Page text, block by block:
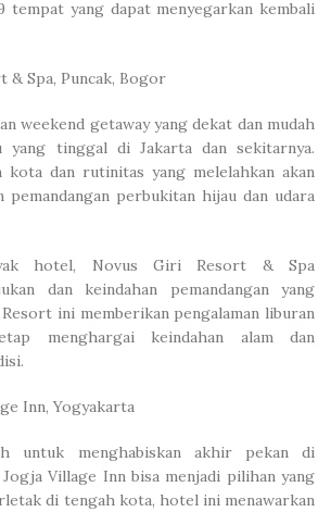
tempat yang dapat menyegarkan kembali
& Spa, Puncak, Bogor
weekend getaway yang dekat dan mudah
yang tinggal di Jakarta dan sekitarnya.
kota dan rutinitas yang melelahkan akan
pemandangan perbukitan hijau dan udara
hotel, Novus Giri Resort & Spa
dan keindahan pemandangan yang
Resort ini memberikan pengalaman liburan
menghargai keindahan alam dan
Inn, Yogyakarta
untuk menghabiskan akhir pekan di
Village Inn bisa menjadi pilihan yang
di tengah kota, hotel ini menawarkan